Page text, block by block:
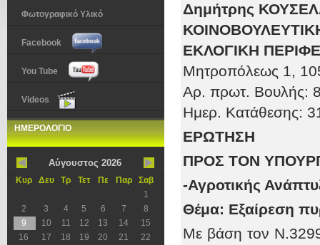
Φωτογραφικό Υλικό
Facebook
You Tube
Videos
ΗΜΕΡΟΛΟΓΙΟ
Αύγουστος 2026
Κυρ Δευ Τρ Τετ Πε Παρ
Σαβ
1
2
3 4 5 6 7
8
9
10 11 12 13 14
15
16
17 18 19 20 21
22
Δημήτρης
ΕΚΛΟΓΙΚΗ
Μητροπόλεως 1,
Αρ. πρωτ. Βουλής:
Ημερ. Κατάθεσης: 3
ΕΡΩΤΗΣΗ
ΠΡΟΣ ΤOΝ
-Αγροτικής
Θέμα: Εξαίρεση
Με βάση τον Ν.3299/